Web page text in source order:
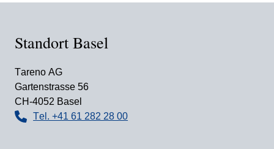
Standort Basel
Tareno AG
Garten­strasse 56
CH-4052 Basel
Tel. +41 61 282 28 00